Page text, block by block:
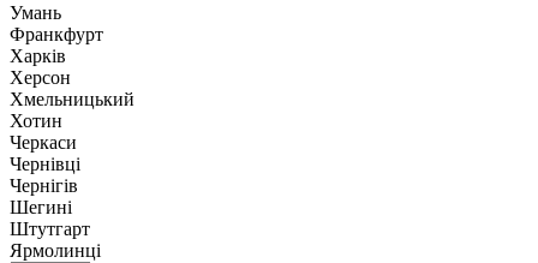
Умань
Франкфурт
Харків
Херсон
Хмельницький
Хотин
Черкаси
Чернівці
Чернігів
Шегині
Штутгарт
Ярмолинці